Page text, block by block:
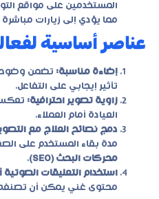
مما يؤدي إلى زيارات مباشرة
عناصر أساسية
إضاءة مناسبة: تضمن وضوح
تأثير إيجابي على التفاعل.
زاوية تصوير احترافية: تعكس
العيادة أمام العملاء.
دمج نصائح العلاج مع
مدة بقاء المستخدم على
محركات البحث (SEO)
.
استخدام التعليقات الصوتية
محتوى غني يمكن أن